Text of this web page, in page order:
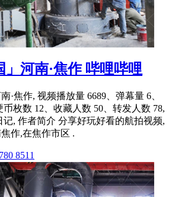
」河南·焦作 哔哩哔哩
·焦作, 视频播放量 6689、弹幕量 6、
币枚数 12、收藏人数 50、转发人数 78,
记, 作者简介 分享好玩好看的航拍视频,
作,在焦作市区 .
8511